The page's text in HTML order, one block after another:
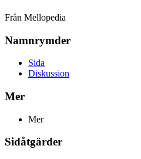
Från Mellopedia
Namnrymder
Sida
Diskussion
Mer
Mer
Sidåtgärder